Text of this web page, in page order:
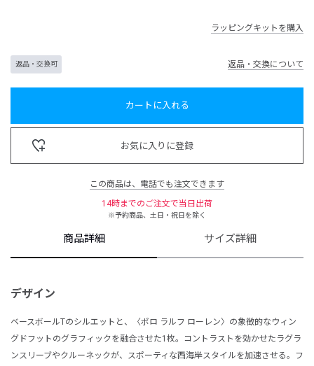
ラッピングキットを購入
返品・交換可 返品・交換について
カートに入れる
お気に入りに登録
この商品は、電話でも注文できます
14時までのご注文で当日出荷
※予約商品、土日・祝日を除く
商品詳細 サイズ詳細
デザイン
ベースボールTのシルエットと、〈ポロ ラルフ ローレン〉の象徴的なウィン
グドフットのグラフィックを融合させた1枚。コントラストを効かせたラグラ
ンスリーブやクルーネックが、スポーティな西海岸スタイルを加速させる。フ